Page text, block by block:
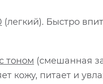
(легкий). Быстро
тоном (смешанная
кожу, питает и